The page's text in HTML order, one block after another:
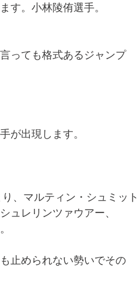
姿勢 バランス
腰痛予防
す。小林陵侑選手。
っても格式あるジャンプ
が出現します。
、マルティン・シュミット
ュレリンツァウアー、
止められない勢いでその